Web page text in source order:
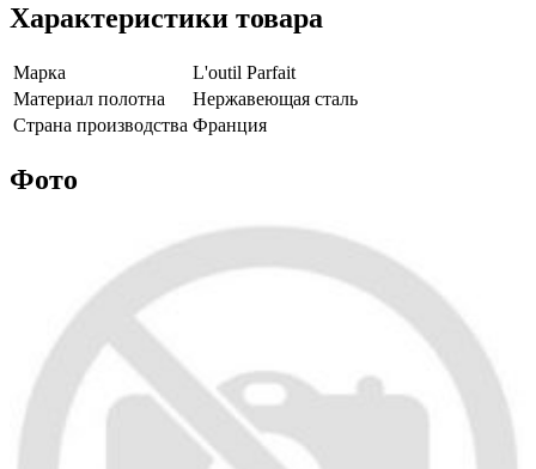
Характеристики товара
Марка
L'outil Parfait
Материал полотна
Нержавеющая сталь
Страна производства Франция
Фото